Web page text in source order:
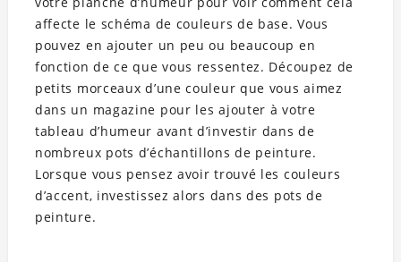
affecte le schéma de couleurs de base. Vous
pouvez en ajouter un peu ou beaucoup en
fonction de ce que vous ressentez. Découpez de
petits morceaux d’une couleur que vous aimez
dans un magazine pour les ajouter à votre
tableau d’humeur avant d’investir dans de
nombreux pots d’échantillons de peinture.
Lorsque vous pensez avoir trouvé les couleurs
d’accent, investissez alors dans des pots de
peinture.